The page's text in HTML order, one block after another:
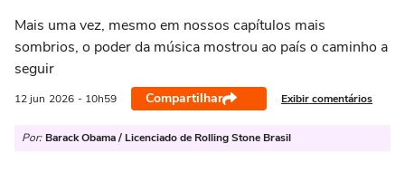
Mais uma vez, mesmo em nossos capítulos mais
sombrios, o poder da música mostrou ao país o caminho a
seguir
12 jun 2026 - 10h59 Compartilhar Exibir comentários
Por: Barack Obama / Licenciado de Rolling Stone Brasil